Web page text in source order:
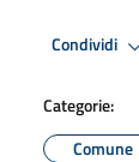
Condividi
Categorie:
Comune